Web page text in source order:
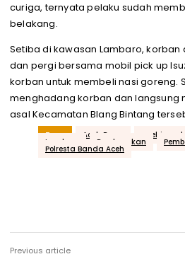
curiga, ternyata pelaku sudah
belakang.
Setiba di kawasan Lambaro, korban
dan pergi bersama mobil pick up
korban untuk membeli nasi goreng.
menghadang korban dan langsung
asal Kecamatan Blang Bintang
Tags Aceh Besar
Lambaro Pembacokan
Polresta Banda Aceh
Previous article